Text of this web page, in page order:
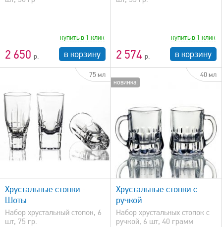
2 650
купить в 1 клик
в корзину 2 574
купить в 1 клик
в корзину
75 мл
Хрустальные стопки -
Шоты
Набор хрустальный стопок, 6
шт, 75 гр.
новинка!
40 мл
Хрустальные стопки с
ручкой
Набор хрустальных стопок с
ручкой, 6 шт, 40 грамм